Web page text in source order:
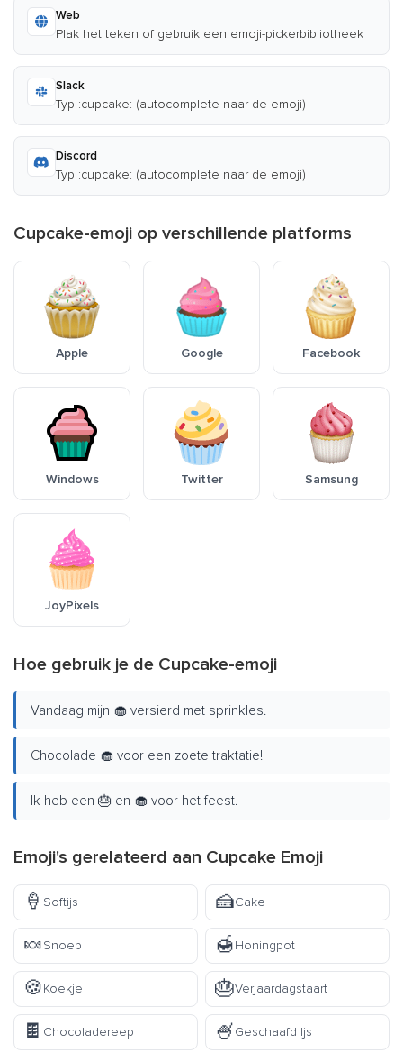
Web
Plak het teken of gebruik een emoji-pickerbibliotheek
Slack
Typ :cupcake: (autocomplete naar de emoji)
Discord
Typ :cupcake: (autocomplete naar de emoji)
Cupcake-emoji op verschillende platforms
Apple Google Facebook
Windows Twitter Samsung
JoyPixels
Hoe gebruik je de Cupcake-emoji
Vandaag mijn 🧁 versierd met sprinkles.
Chocolade 🧁 voor een zoete traktatie!
Ik heb een 🎂 en 🧁 voor het feest.
Emoji's gerelateerd aan Cupcake Emoji
🍦 Softijs 🍰Cake
🍬Snoep 🍯Honingpot
🍪Koekje 🎂Verjaardagstaart
🍫 Chocoladereep 🍧Geschaafd Ijs